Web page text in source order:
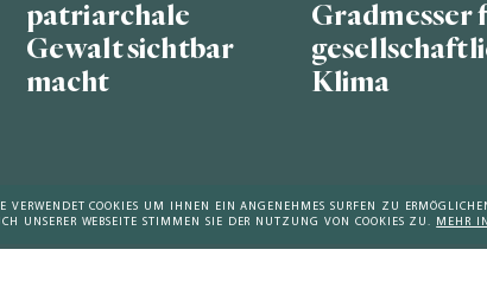
patriarchale
Gewalt sichtbar
macht
Gradmesser
Klima
VERWENDET COOKIES UM IHNEN EIN ANGENEHMES SURFEN ZU
UNSERER WEBSEITE STIMMEN SIE DER NUTZUNG VON COOKIES ZU.
MEHR